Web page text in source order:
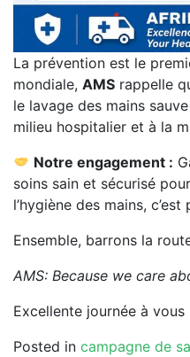
La prévention est le
mondiale, AMS rappelle
le lavage des mains
milieu hospitalier et à la
Notre engagement :
soins sain et sécurisé
l’hygiène des mains,
Ensemble, barrons la
AMS: Because we care
Excellente journée à vous
Posted in campagne de